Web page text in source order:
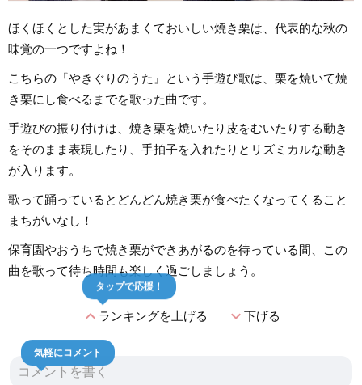
ほくほくとした実があまくておいしい焼き栗は、代表的な秋の
味覚の一つですよね！
こちらの『やきぐりのうた』という手遊び歌は、栗を焼いて焼
き栗にし食べるまでを歌った曲です。
手遊びの振り付けは、焼き栗を焼いたり皮をむいたりする動き
をそのまま表現したり、手拍子を入れたりとリズミカルな動き
が入ります。
歌って踊っているとどんどん焼き栗が食べたくなってくること
まちがいなし！
保育園やおうちで焼き栗ができあがるのを待っている間、この
曲を歌って待ち時間も楽しく過ごしましょう。
expand_lessランキングを上げる
タップで応援！
expand_more下げる
気軽にコメント